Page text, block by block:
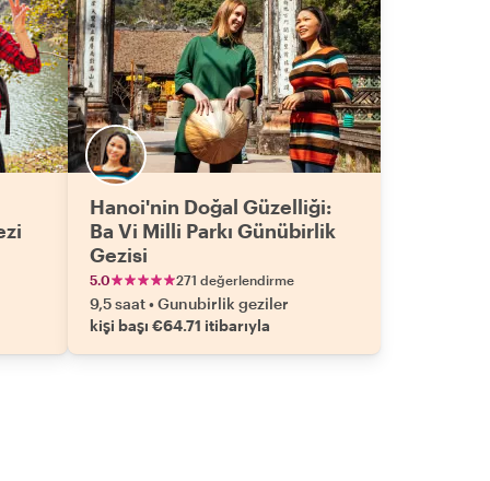
Hanoi'nin Doğal Güzelliği:
Ba Vi Milli Parkı Günübirlik
Gezisi
5.0 271 değerlendirme
9,5 saat•Gunubirlik geziler
kişi başı €64.71 itibarıyla